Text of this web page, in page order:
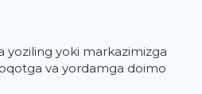
yoziling yoki markazimizga
va yordamga doimo